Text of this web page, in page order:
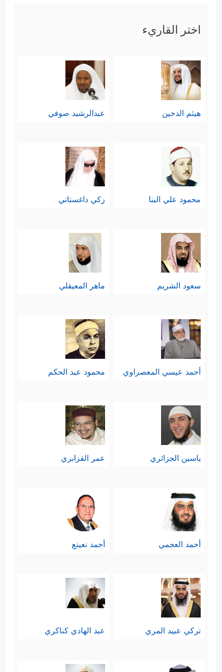
اختر القاريء
هيثم الدخين عبدالرشيد صوفي
محمود علي البنا زكي داغستاني
سعود الشريم ماهر المعيقلي
أحمد عيسي المعصراوي محمود عبد الحكم
ياسين الجزائري عمر القزابري
أحمد العجمي أحمد نعينع
تركي عبيد المري عبد الهادي كناكري